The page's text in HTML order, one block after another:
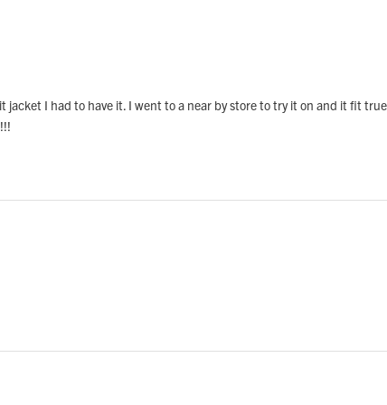
jacket I had to have it. I went to a near by store to try it on and it fit